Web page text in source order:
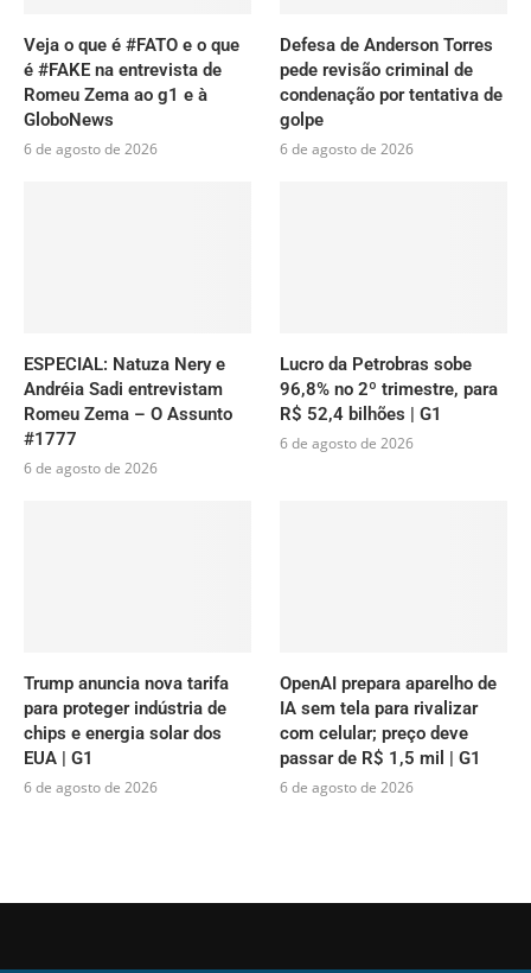
Veja o que é #FATO e o que
é #FAKE na entrevista de
Romeu Zema ao g1 e à
GloboNews
6 de agosto de 2026
Defesa de Anderson Torres
pede revisão criminal de
condenação por tentativa de
golpe
6 de agosto de 2026
ESPECIAL: Natuza Nery e
Andréia Sadi entrevistam
Romeu Zema – O Assunto
#1777
6 de agosto de 2026
Lucro da Petrobras sobe
96,8% no 2º trimestre, para
R$ 52,4 bilhões | G1
6 de agosto de 2026
Trump anuncia nova tarifa
para proteger indústria de
chips e energia solar dos
EUA | G1
6 de agosto de 2026
OpenAI prepara aparelho de
IA sem tela para rivalizar
com celular; preço deve
passar de R$ 1,5 mil | G1
6 de agosto de 2026